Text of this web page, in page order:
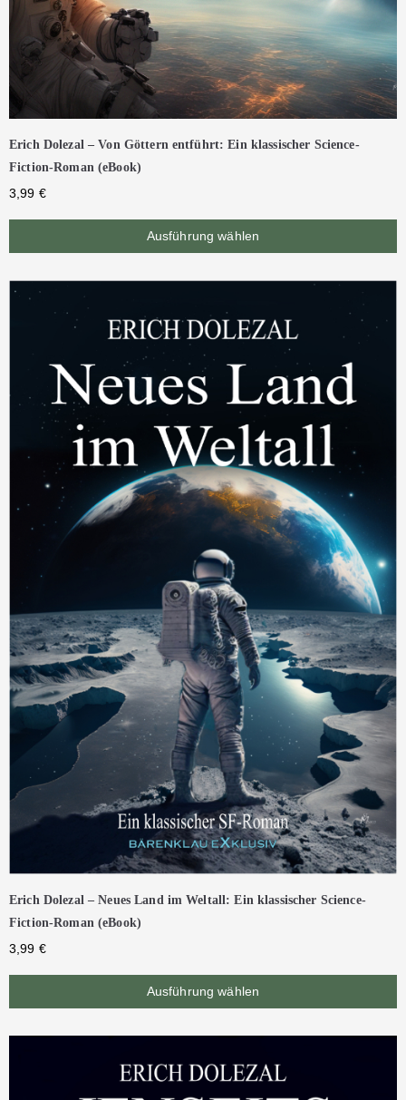
Erich Dolezal – Von Göttern entführt: Ein klassischer Science-
Fiction-Roman (eBook)
3,99 €
Ausführung wählen
Erich Dolezal – Neues Land im Weltall: Ein klassischer Science-
Fiction-Roman (eBook)
3,99 €
Ausführung wählen